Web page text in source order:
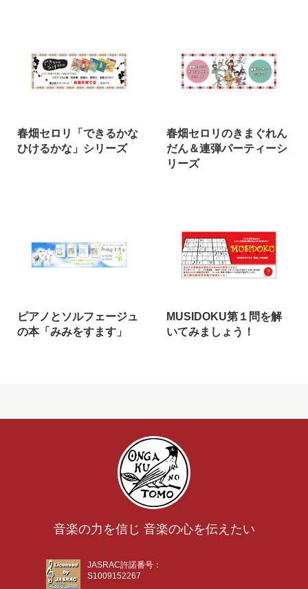
春畑セロリ「できるかな
ひけるかな」シリーズ
春畑セロリのきまぐれん
だん＆連弾パーティーシ
リーズ
ピアノとソルフェージュ
の本「みみをすます」
MUSIDOKU第１問を解
いてみましょう！
音楽の力を信じ 音楽の心を伝えたい
JASRAC許諾番号：
S1009152267